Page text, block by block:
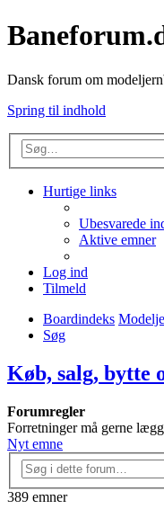
Dansk forum om
Spring til indhold
Hurtige links
Ubesvarede
Aktive emner
Log ind
Tilmeld
Boardindeks
Søg
Køb, salg, bytte
Forumregler
Forretninger må gerne
Nyt emne
389 emner